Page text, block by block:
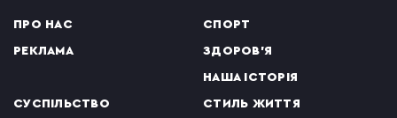
ПРО НАС
РЕКЛАМА
СПОРТ
ЗДОРОВ'Я
НАША ІСТОРІЯ
СУСПІЛЬСТВО СТИЛЬ ЖИТТЯ